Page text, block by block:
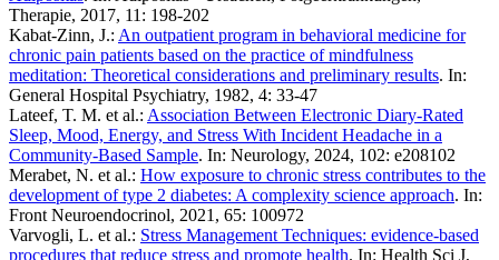
Therapie, 2017, 11: 198-202
Kabat-Zinn, J.: An outpatient program in behavioral medicine for
chronic pain patients based on the practice of mindfulness
meditation: Theoretical considerations and preliminary results. In:
General Hospital Psychiatry, 1982, 4: 33-47
Lateef, T. M. et al.: Association Between Electronic Diary-Rated
Sleep, Mood, Energy, and Stress With Incident Headache in a
Community-Based Sample. In: Neurology, 2024, 102: e208102
Merabet, N. et al.: How exposure to chronic stress contributes to the
development of type 2 diabetes: A complexity science approach. In:
Front Neuroendocrinol, 2021, 65: 100972
Varvogli, L. et al.: Stress Management Techniques: evidence-based
procedures that reduce stress and promote health. In: Health Sci J,